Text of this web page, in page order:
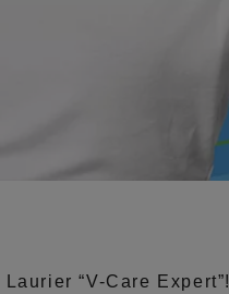
Laurier“V-Care Expert”!